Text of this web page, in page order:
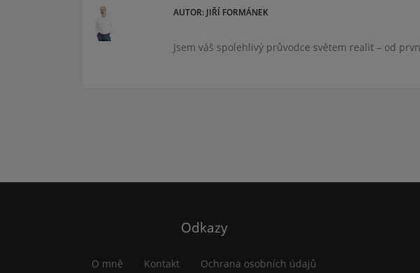
AUTOR: JIŘÍ FORMÁNEK
Jsem váš spolehlivý průvodce světem realit – od
Odkazy
O mně Kontakt Ochrana osobních údajů